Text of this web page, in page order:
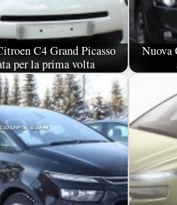
C4 Grand Picasso
per la prima volta
Nuova